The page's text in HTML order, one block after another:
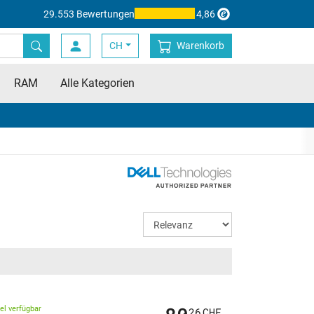
29.553 Bewertungen 4,86
CH Warenkorb
RAM Alle Kategorien
verfügbar